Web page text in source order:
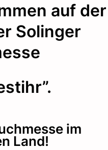
auf der
Solinger
im
Land!